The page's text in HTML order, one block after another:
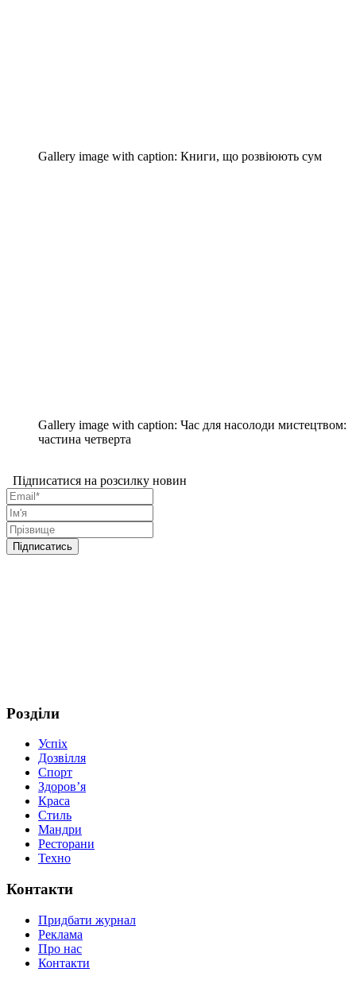
Gallery image with caption: Книги, що розвіюють сум
Gallery image with caption: Час для насолоди мистецтвом:
частина четверта
Підписатися на розсилку новин
Розділи
Успіх
Дозвілля
Спорт
Здоров’я
Краса
Стиль
Мандри
Ресторани
Техно
Контакти
Придбати журнал
Реклама
Про нас
Контакти